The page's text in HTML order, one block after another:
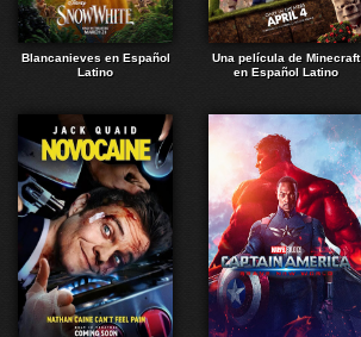
Blancanieves en Español
Latino
Una película de Minecraft
en Español Latino